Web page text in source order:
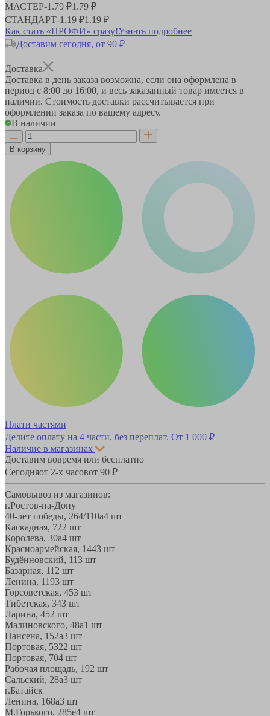
МАСТЕР-1.79 ₽1.79 ₽
СТАНДАРТ-1.19 ₽1.19 ₽
Как стать «ПРОФИ» сразу!Узнать подробнее
Доставим сегодня, от 90 ₽
Доставка
Доставка в день заказа возможна, если она оформлена в
период с 8:00 до 16:00, и весь заказанный товар имеется в
наличии. Стоимость доставки рассчитывается при
оформлении заказа по вашему адресу.
В наличии
В корзину
Плати частями
Делите оплату на 4 части, без переплат. От 1 000 ₽
Наличие в магазинах
Доставим вовремя или бесплатно
Сегодняот 2-х часовот 90 ₽
Самовывоз из магазинов:
г.Ростов-на-Дону
40-лет победы, 264/110а4 шт
Каскадная, 722 шт
Королева, 30а4 шт
Красноармейская, 1443 шт
Будённовский, 113 шт
Базарная, 11 2 шт
Ленина, 1193 шт
Горсоветская, 453 шт
Тибетская, 343 шт
Ларина, 452 шт
Малиновского, 48а1 шт
Нансена, 152а3 шт
Портовая, 5322 шт
Портовая, 704 шт
Рабочая площадь, 192 шт
Сальский, 28a3 шт
г.Батайск
Ленина, 168а3 шт
М.Горького, 285е4 шт